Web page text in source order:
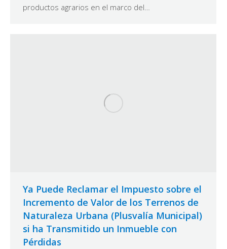
productos agrarios en el marco del…
Ya Puede Reclamar el Impuesto sobre el
Incremento de Valor de los Terrenos de
Naturaleza Urbana (Plusvalía Municipal)
si ha Transmitido un Inmueble con
Pérdidas